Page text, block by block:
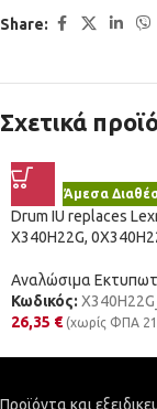
Share:
Σχετικά
Άμεσα
Drum IU replaces
X340H22G,
Αναλώσιμα
Κωδικός:
26,35 € (χωρίς ΦΠΑ
Προϊόντα και